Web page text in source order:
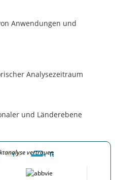
Anwendungen und
Analysezeitraum
und Länderebene
vertrauen